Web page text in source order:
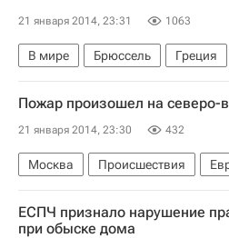
21 января 2014, 23:31 1063
В мире Брюссель Греция
США
Вильнюс Литва
Бельгия
Северная Америка
Европа
Брюссельский
Правительство РФ
МИД
Саммит Евросоюза
Пожар произошел на северо-
21 января 2014, 23:30 432
Москва Происшествия
Центральный ФО
Весь мир
ЕСПЧ признало нарушение
при обыске дома